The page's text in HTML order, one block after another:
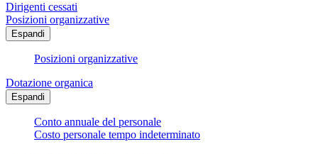
Dirigenti cessati
Posizioni organizzative
Espandi
Posizioni organizzative
Dotazione organica
Espandi
Conto annuale del personale
Costo personale tempo indeterminato